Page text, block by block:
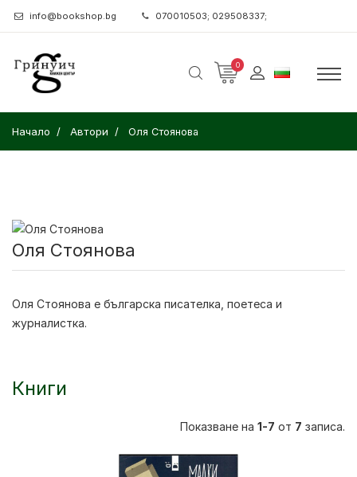
info@bookshop.bg 070010503; 029508337;
0
Начало Автори Оля Стоянова
Оля Стоянова
Оля Стоянова е българска писателка, поетеса и
журналистка.
Книги
Показване на 1-7 от 7 записа.